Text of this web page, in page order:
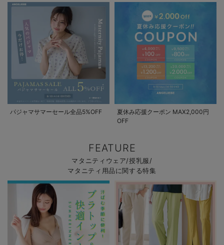
パジャマサマーセール全品5%OFF
夏休み応援クーポン MAX2,000円
OFF
FEATURE
マタニティウェア/授乳服/
マタニティ用品に関する特集